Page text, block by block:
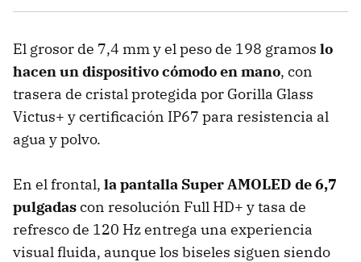
El grosor de 7,4 mm y el peso de 198 gramos lo
hacen un dispositivo cómodo en mano, con
trasera de cristal protegida por Gorilla Glass
Victus+ y certificación IP67 para resistencia al
agua y polvo.
En el frontal, la pantalla Super AMOLED de 6,7
pulgadascon resolución Full HD+ y tasa de
refresco de 120 Hz entrega una experiencia
visual fluida, aunque los biseles siguen siendo